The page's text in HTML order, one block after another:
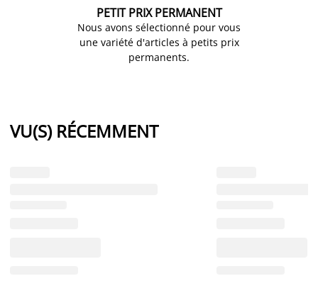
PETIT PRIX PERMANENT
Nous avons sélectionné pour vous
une variété d'articles à petits prix
permanents.
VU(S) RÉCEMMENT